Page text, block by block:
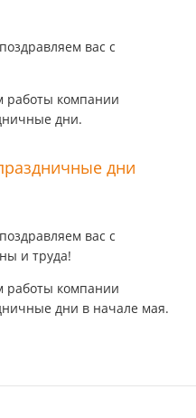
вас с
компании
дни.
дни
вас с
и труда!
компании
дни в начале мая.